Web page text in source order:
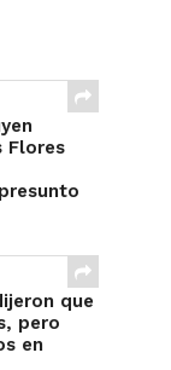
Flores
que
pero
en